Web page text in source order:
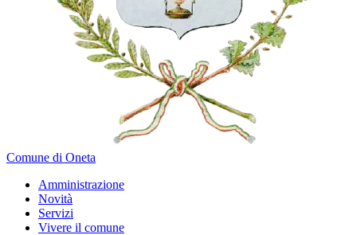
Comune di Oneta
Amministrazione
Novità
Servizi
Vivere il comune